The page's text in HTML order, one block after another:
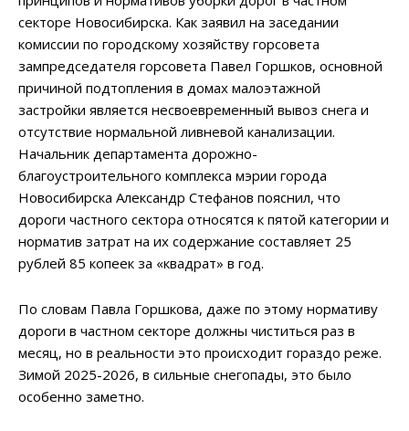
секторе Новосибирска. Как заявил на заседании
комиссии по городскому хозяйству горсовета
зампредседателя горсовета Павел Горшков, основной
причиной подтопления в домах малоэтажной
застройки является несвоевременный вывоз снега и
отсутствие нормальной ливневой канализации.
Начальник департамента дорожно-
благоустроительного комплекса мэрии города
Новосибирска Александр Стефанов пояснил, что
дороги частного сектора относятся к пятой категории и
норматив затрат на их содержание составляет 25
рублей 85 копеек за «квадрат» в год.
По словам Павла Горшкова, даже по этому нормативу
дороги в частном секторе должны чиститься раз в
месяц, но в реальности это происходит гораздо реже.
Зимой 2025-2026, в сильные снегопады, это было
особенно заметно.